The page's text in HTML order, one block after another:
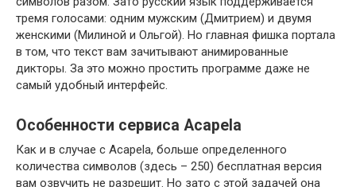
тремя голосами: одним мужским (Дмитрием) и двумя
женскими (Милиной и Ольгой). Но главная фишка портала
в том, что текст вам зачитывают анимированные
дикторы. За это можно простить программе даже не
самый удобный интерфейс.
Особенности сервиса Acapela
Как и в случае с Acapela, больше определенного
количества символов (здесь – 250) бесплатная версия
вам озвучить не разрешит. Но зато с этой задачей она